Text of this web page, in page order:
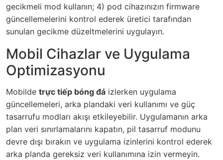
gecikmeli mod kullanın; 4) pod cihazınızın firmware
güncellemelerini kontrol ederek üretici tarafından
sunulan gecikme düzeltmelerini uygulayın.
Mobil Cihazlar ve Uygulama
Optimizasyonu
Mobilde trực tiếp bóng đá izlerken uygulama
güncellemeleri, arka plandaki veri kullanımı ve güç
tasarrufu modları akışı etkileyebilir. Uygulamanın arka
plan veri sınırlamalarını kapatın, pil tasarruf modunu
devre dışı bırakın ve uygulama izinlerini kontrol ederek
arka planda gereksiz veri kullanımına izin vermeyin.